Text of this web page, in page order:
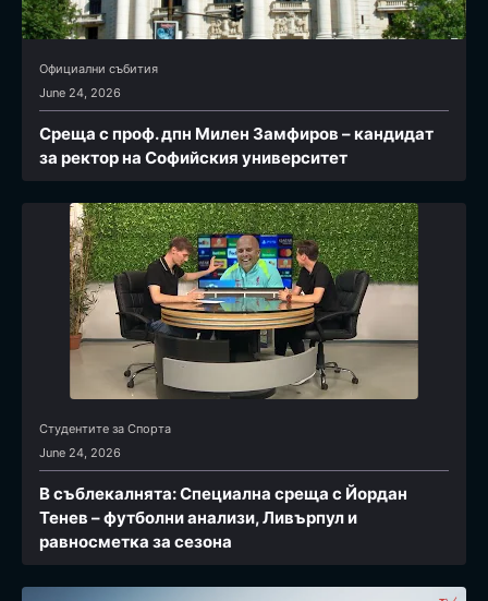
Официални събития
June 24, 2026
Среща с проф. дпн Милен Замфиров – кандидат
за ректор на Софийския университет
Студентите за Спортa
June 24, 2026
В съблекалнята: Специална среща с Йордан
Тенев – футболни анализи, Ливърпул и
равносметка за сезона